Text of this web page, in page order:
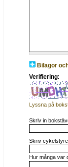
Bilagor
Verifiering:
Lyssna på
Skriv in
Skriv
Hur många var